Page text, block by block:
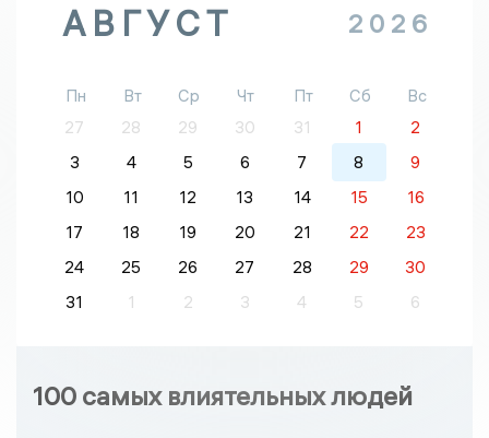
АВГУСТ 2026
Пн Вт Ср Чт Пт Сб
Вс
27
28 29 30 31 1
2
3
4 5 6 7 8
9
10
11 12 13 14 15
16
17
18 19 20 21 22
23
24
25 26 27 28 29
30
31
1 2 3 4 5 6
100 самых влиятельных людей